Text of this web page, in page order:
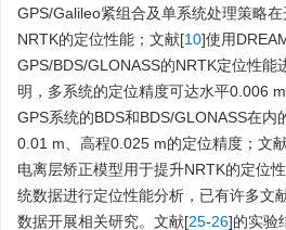
GPS/Galileo紧组合及单系统处理策略
NRTK的定位性能；文献[10]使用
GPS/BDS/GLONASS的NRTK定位性能
明，多系统的定位精度可达水平0.006
GPS系统的BDS和BDS/GLONASS在内
0.01 m、高程0.025 m的定位精度；文
电离层矫正模型用于提升NRTK的定位
统数据进行定位性能分析，已有许多文
数据开展相关研究。文献[25-26]的实验